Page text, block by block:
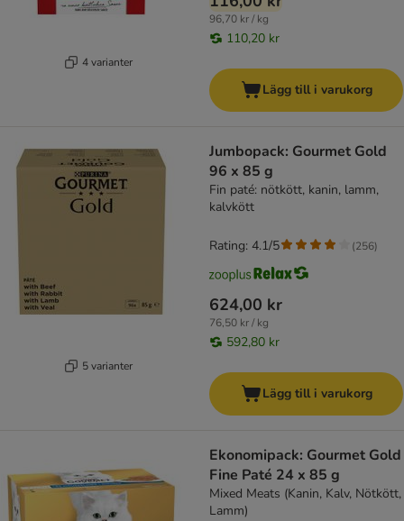
4 varianter
96,70 kr / kg
110,20 kr
Lägg till i varukorg
5 varianter
Jumbopack: Gourmet Gold
96 x 85 g
Fin paté: nötkött, kanin, lamm,
kalvkött
624,00 kr
76,50 kr / kg
592,80 kr
Rating: 4.1/5 (256)
Lägg till i varukorg
Ekonomipack: Gourmet Gold
Fine Paté 24 x 85 g
Mixed Meats (Kanin, Kalv, Nötkött,
Lamm)